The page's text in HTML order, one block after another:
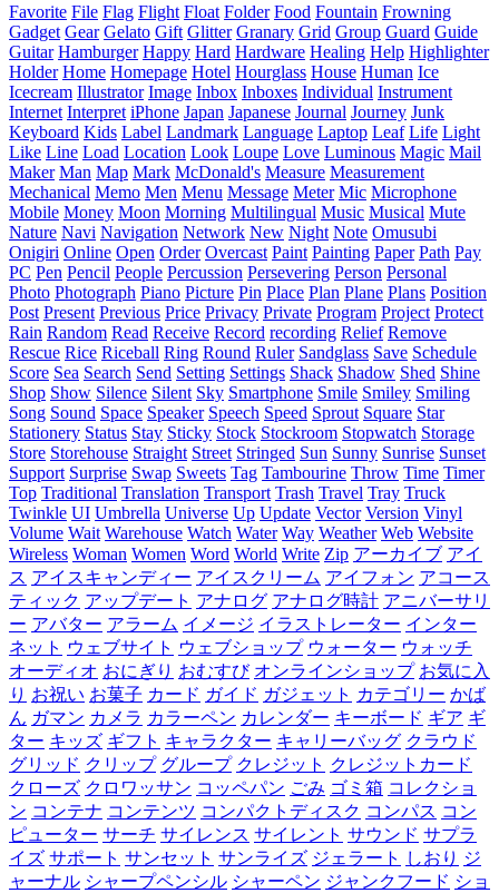
Favorite File Flag Flight Float Folder Food Fountain Frowning
Gadget Gear Gelato Gift Glitter Granary Grid Group Guard Guide
Guitar Hamburger Happy Hard Hardware Healing Help Highlighter
Holder Home Homepage Hotel Hourglass House Human Ice
Icecream Illustrator Image Inbox Inboxes Individual Instrument
Internet Interpret iPhone Japan Japanese Journal Journey Junk
Keyboard Kids Label Landmark Language Laptop Leaf Life Light
Like Line Load Location Look Loupe Love Luminous Magic Mail
Maker Man Map Mark McDonald's Measure Measurement
Mechanical Memo Men Menu Message Meter Mic Microphone
Mobile Money Moon Morning Multilingual Music Musical Mute
Nature Navi Navigation Network New Night Note Omusubi
Onigiri Online Open Order Overcast Paint Painting Paper Path Pay
PC Pen Pencil People Percussion Persevering Person Personal
Photo Photograph Piano Picture Pin Place Plan Plane Plans Position
Post Present Previous Price Privacy Private Program Project Protect
Rain Random Read Receive Record recording Relief Remove
Rescue Rice Riceball Ring Round Ruler Sandglass Save Schedule
Score Sea Search Send Setting Settings Shack Shadow Shed Shine
Shop Show Silence Silent Sky Smartphone Smile Smiley Smiling
Song Sound Space Speaker Speech Speed Sprout Square Star
Stationery Status Stay Sticky Stock Stockroom Stopwatch Storage
Store Storehouse Straight Street Stringed Sun Sunny Sunrise Sunset
Support Surprise Swap Sweets Tag Tambourine Throw Time Timer
Top Traditional Translation Transport Trash Travel Tray Truck
Twinkle UI Umbrella Universe Up Update Vector Version Vinyl
Volume Wait Warehouse Watch Water Way Weather Web Website
Wireless Woman Women Word World Write Zip アーカイブ アイ
ス アイスキャンディー アイスクリーム アイフォン アコース
ティック アップデート アナログ アナログ時計 アニバーサリ
ー アバター アラーム イメージ イラストレーター インター
ネット ウェブサイト ウェブショップ ウォーター ウォッチ
オーディオ おにぎり おむすび オンラインショップ お気に入
り お祝い お菓子 カード ガイド ガジェット カテゴリー かば
ん ガマン カメラ カラーペン カレンダー キーボード ギア ギ
ター キッズ ギフト キャラクター キャリーバッグ クラウド
グリッド クリップ グループ クレジット クレジットカード
クローズ クロワッサン コッペパン ごみ ゴミ箱 コレクショ
ン コンテナ コンテンツ コンパクトディスク コンパス コン
ピューター サーチ サイレンス サイレント サウンド サプラ
イズ サポート サンセット サンライズ ジェラート しおり ジ
ャーナル シャープペンシル シャーペン ジャンクフード ショ